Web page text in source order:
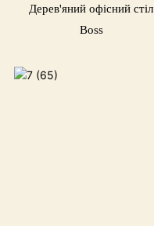
Дерев'яний офісний стіл
Boss